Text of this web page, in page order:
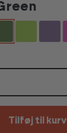
Tilføj til kurv